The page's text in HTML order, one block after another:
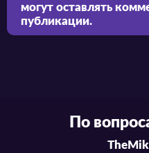
могут оставлять
публикации.
По